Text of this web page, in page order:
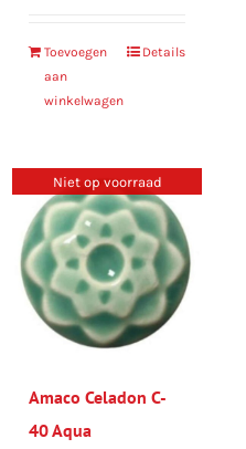
Toevoegen
aan
winkelwagen
Details
Niet op voorraad
Amaco Celadon C-
40 Aqua